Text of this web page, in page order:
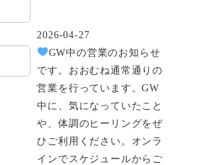
GW中の営業のお知らせ
です。おおむね通常通りの
営業を行っています。GW
中に、気になっていたこと
や、体調のヒーリングをぜ
ひご利用ください。オンラ
インでスケジュールからご
2026-04-27